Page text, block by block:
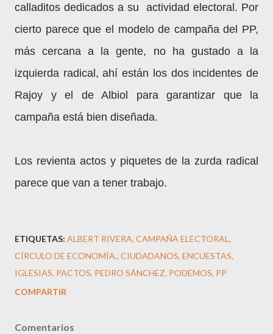
calladitos dedicados a su
actividad electoral. Por
cierto parece que el modelo de campaña del PP,
más cercana a la gente, no ha gustado a la
izquierda radical, ahí están los dos incidentes de
Rajoy y el de Albiol para garantizar que la
campaña está bien diseñada.
Los revienta actos y piquetes de la zurda radical
parece que van a tener trabajo.
ETIQUETAS: ALBERT RIVERA CAMPAÑA ELECTORAL
CÍRCULO DE ECONOMÍA. CIUDADANOS ENCUESTAS
IGLESIAS PACTOS PEDRO SÁNCHEZ PODEMOS PP
COMPARTIR
Comentarios